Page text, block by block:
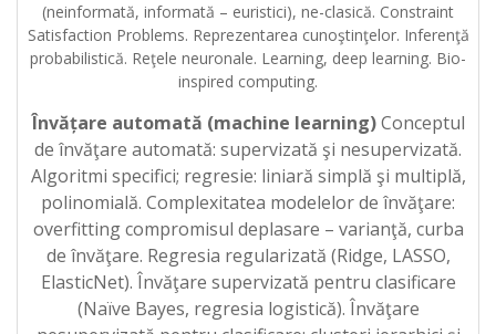
(neinformată, informată – euristici), ne-clasică. Constraint
Satisfaction Problems. Reprezentarea cunoştinţelor. Inferenţă
probabilistică. Reţele neuronale. Learning, deep learning. Bio-
inspired computing.
Învățare automată (machine learning)Conceptul
de învăţare automată: supervizată şi nesupervizată.
Algoritmi specifici; regresie: liniară simplă şi multiplă,
polinomială. Complexitatea modelelor de învăţare:
overfitting compromisul deplasare – varianţă, curba
de învăţare. Regresia regularizată (Ridge, LASSO,
ElasticNet). Învăţare supervizată pentru clasificare
(Naïve Bayes, regresia logistică). Învăţare